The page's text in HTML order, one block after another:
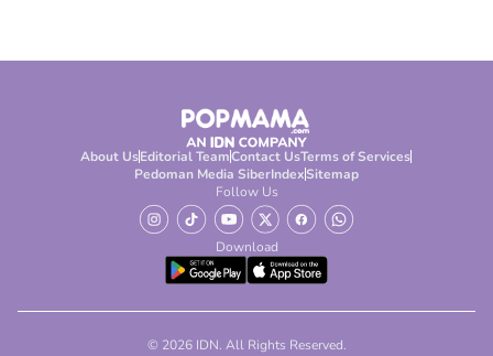
About UsEditorial TeamContact UsTerms of Services
Pedoman Media SiberIndexSitemap
Follow Us
Download
© 2026 IDN. All Rights Reserved.